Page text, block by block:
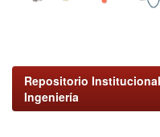
Repositorio
Ingeniería